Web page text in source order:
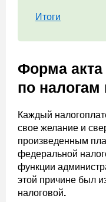
Итоги
Форма акта
по налогам
Каждый
свое желание и
произведенным
федеральной
функции
этой причине был
налоговой.